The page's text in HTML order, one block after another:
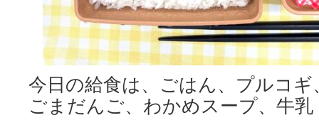
今日の給食は、ごはん、プルコ
ごまだんご、わかめスープ、牛